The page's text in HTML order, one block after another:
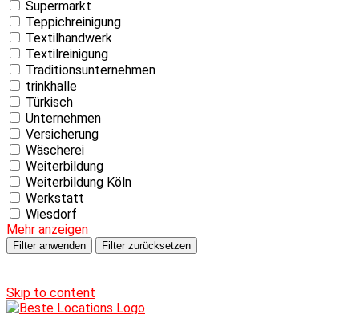
Supermarkt
Teppichreinigung
Textilhandwerk
Textilreinigung
Traditionsunternehmen
trinkhalle
Türkisch
Unternehmen
Versicherung
Wäscherei
Weiterbildung
Weiterbildung Köln
Werkstatt
Wiesdorf
Mehr anzeigen
Filter anwenden Filter zurücksetzen
Skip to content